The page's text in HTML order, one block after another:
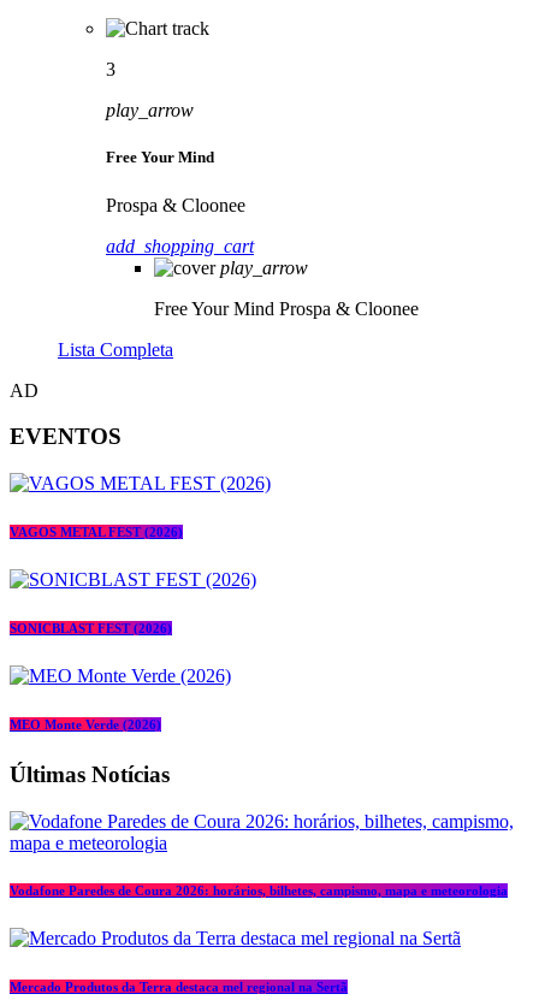
3
play_arrow
Free Your Mind
Prospa & Cloonee
add_shopping_cart
play_arrow
Free Your Mind Prospa & Cloonee
Lista Completa
AD
EVENTOS
VAGOS METAL FEST (2026)
SONICBLAST FEST (2026)
MEO Monte Verde (2026)
Últimas Notícias
Vodafone Paredes de Coura 2026: horários, bilhetes, campismo, mapa e meteorologia
Mercado Produtos da Terra destaca mel regional na Sertã